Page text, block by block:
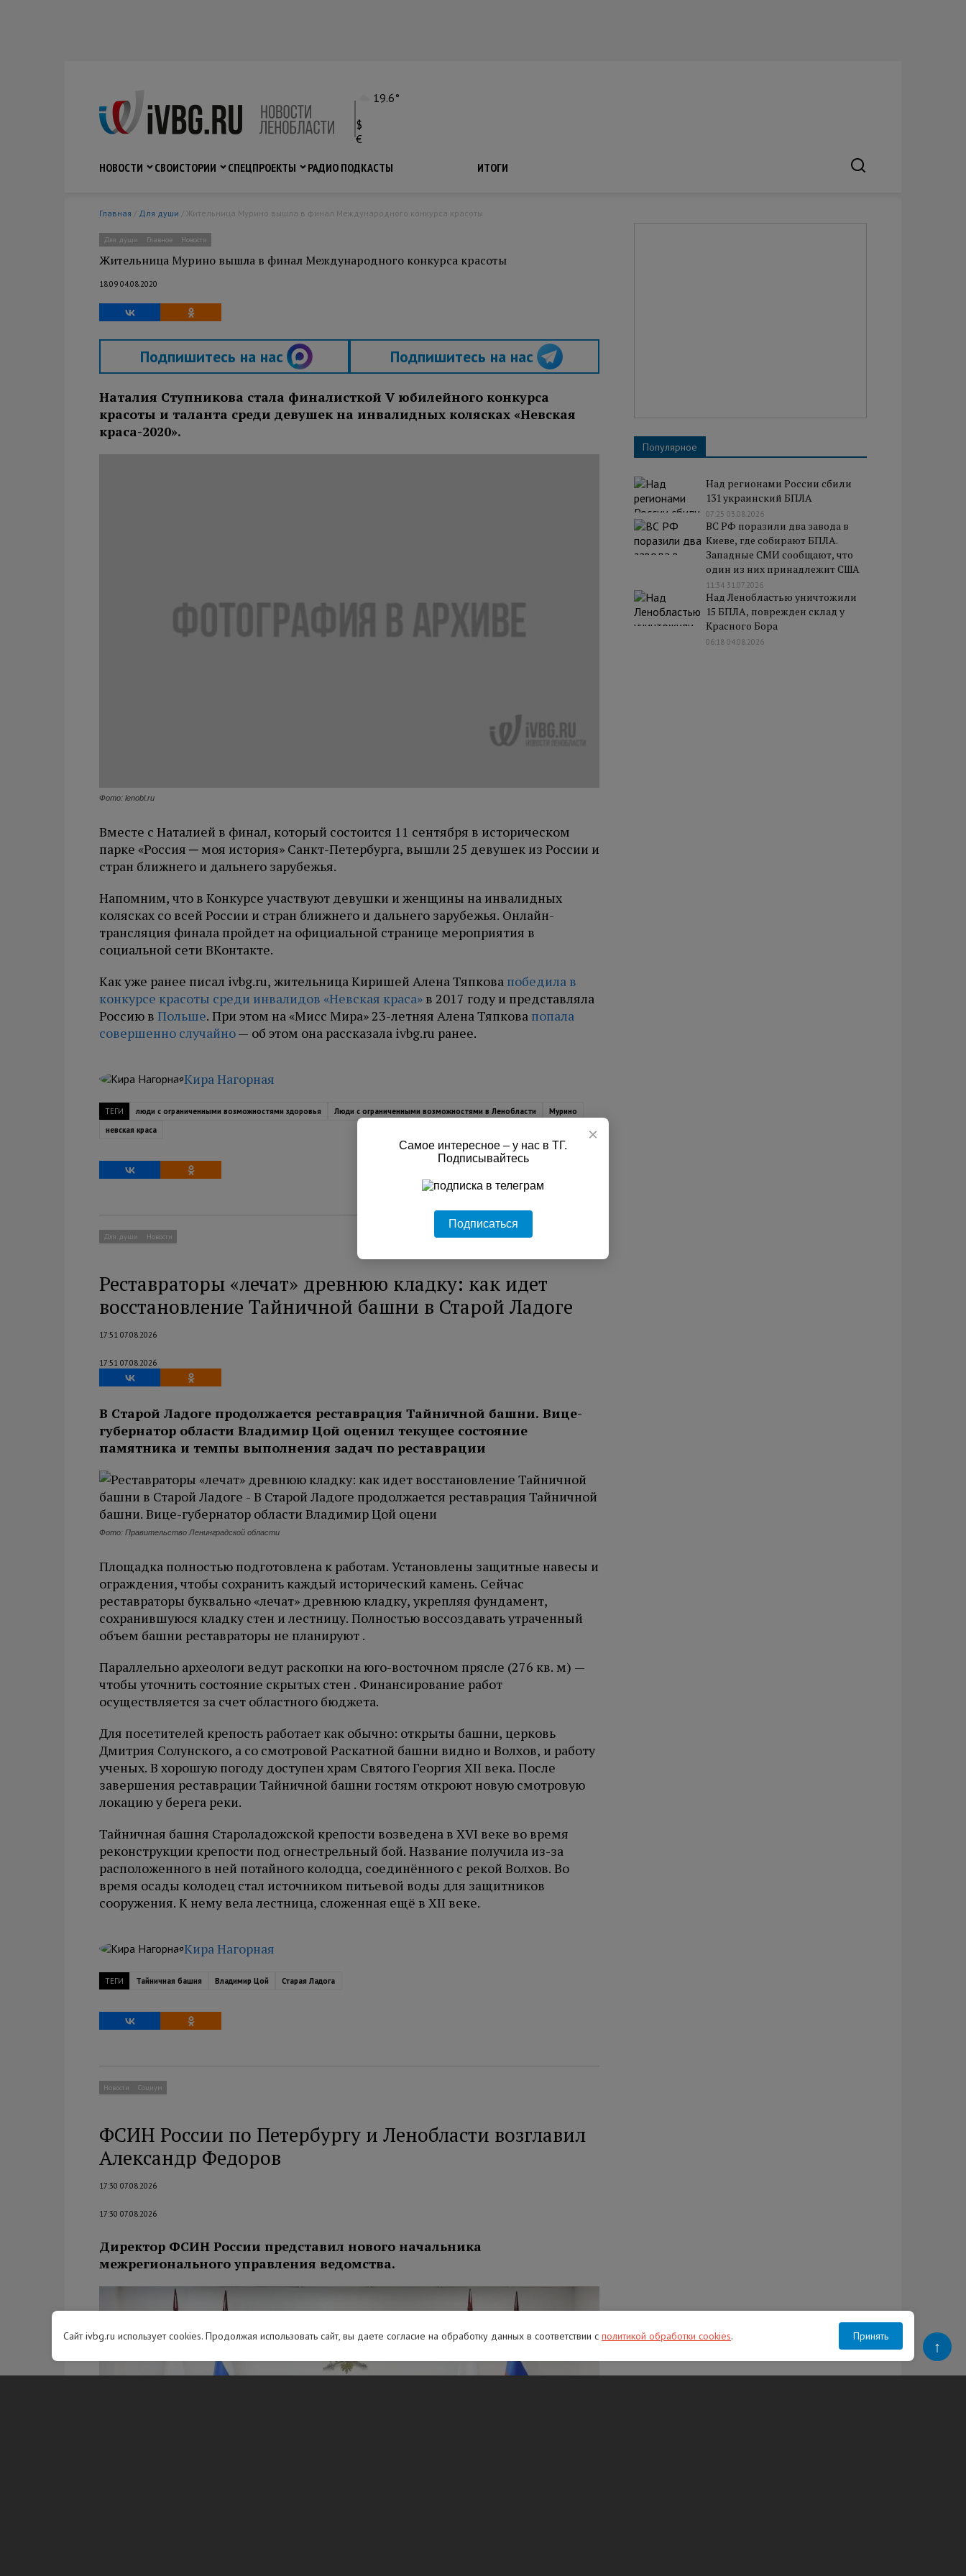
19.6°
$
€
НОВОСТИ
СВОИСТОРИИ СПЕЦПРОЕКТЫ РАДИО ПОДКАСТЫ ИТОГИ
Главная / Для души / Жительница Мурино вышла в финал Международного конкурса красоты
Для души Главное Новости
Жительница Мурино вышла в финал Международного конкурса красоты
18:09 04.08.2020
Подпишитесь на нас Подпишитесь на нас
Наталия Ступникова стала финалисткой V юбилейного конкурса
красоты и таланта среди девушек на инвалидных колясках «Невская
краса-2020».
Фото: lenobl.ru
Вместе с Наталией в финал, который состоится 11 сентября в историческом
парке «Россия ─ моя история» Санкт-Петербурга, вышли 25 девушек из России и
стран ближнего и дальнего зарубежья.
Напомним, что в Конкурсе участвуют девушки и женщины на инвалидных
колясках со всей России и стран ближнего и дальнего зарубежья. Онлайн-
трансляция финала пройдет на официальной странице мероприятия в
социальной сети ВКонтакте.
Как уже ранее писал ivbg.ru, жительница Киришей Алена Тяпкова победила в
конкурсе красоты среди инвалидов «Невская краса» в 2017 году и представляла
Россию в Польше. При этом на «Мисс Мира» 23-летняя Алена Тяпкова попала
совершенно случайно— об этом она рассказала ivbg.ru ранее.
Кира Нагорная
ТЕГИ люди с ограниченными возможностями здоровья Люди с ограниченными возможностями в Ленобласти
Мурино
невская краса
Для души Новости
Реставраторы «лечат» древнюю кладку: как идет
восстановление Тайничной башни в Старой Ладоге
17:51 07.08.2026
17:51 07.08.2026
В Старой Ладоге продолжается реставрация Тайничной башни. Вице-
губернатор области Владимир Цой оценил текущее состояние
памятника и темпы выполнения задач по реставрации
Фото: Правительство Ленинградской области
Площадка полностью подготовлена к работам. Установлены защитные навесы и
ограждения, чтобы сохранить каждый исторический камень. Сейчас
реставраторы буквально «лечат» древнюю кладку, укрепляя фундамент,
сохранившуюся кладку стен и лестницу. Полностью воссоздавать утраченный
объем башни реставраторы не планируют .
Параллельно археологи ведут раскопки на юго-восточном прясле (276 кв. м) —
чтобы уточнить состояние скрытых стен . Финансирование работ
осуществляется за счет областного бюджета.
Для посетителей крепость работает как обычно: открыты башни, церковь
Дмитрия Солунского, а со смотровой Раскатной башни видно и Волхов, и работу
ученых. В хорошую погоду доступен храм Святого Георгия XII века. После
завершения реставрации Тайничной башни гостям откроют новую смотровую
локацию у берега реки.
Тайничная башня Староладожской крепости возведена в XVI веке во время
реконструкции крепости под огнестрельный бой. Название получила из-за
расположенного в ней потайного колодца, соединённого с рекой Волхов. Во
время осады колодец стал источником питьевой воды для защитников
сооружения. К нему вела лестница, сложенная ещё в XII веке.
Кира Нагорная
ТЕГИ Тайничная башня Владимир Цой Старая Ладога
Новости Социум
ФСИН России по Петербургу и Ленобласти возглавил
Александр Федоров
17:30 07.08.2026
17:30 07.08.2026
Директор ФСИН России представил нового начальника
межрегионального управления ведомства.
Популярное
Над регионами России сбили
131 украинский БПЛА
07:25 03.08.2026
ВС РФ поразили два завода в
Киеве, где собирают БПЛА.
Западные СМИ сообщают, что
один из них принадлежит США
11:34 31.07.2026
Над Ленобластью уничтожили
15 БПЛА, поврежден склад у
Красного Бора
06:18 04.08.2026
×
Самое интересное – у нас в ТГ.
Подписывайтесь
Подписаться
Сайт ivbg.ru использует cookies. Продолжая использовать сайт, вы даете согласие на обработку данных в соответствии с политикой обработки cookies. Принять
↑